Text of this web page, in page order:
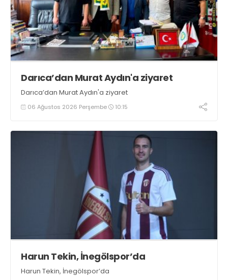
Darıca’dan Murat Aydın'a ziyaret
Darıca’dan Murat Aydın'a ziyaret
06 Ağustos 2026 Perşembe 10:15
Harun Tekin, İnegölspor’da
Harun Tekin, İnegölspor’da